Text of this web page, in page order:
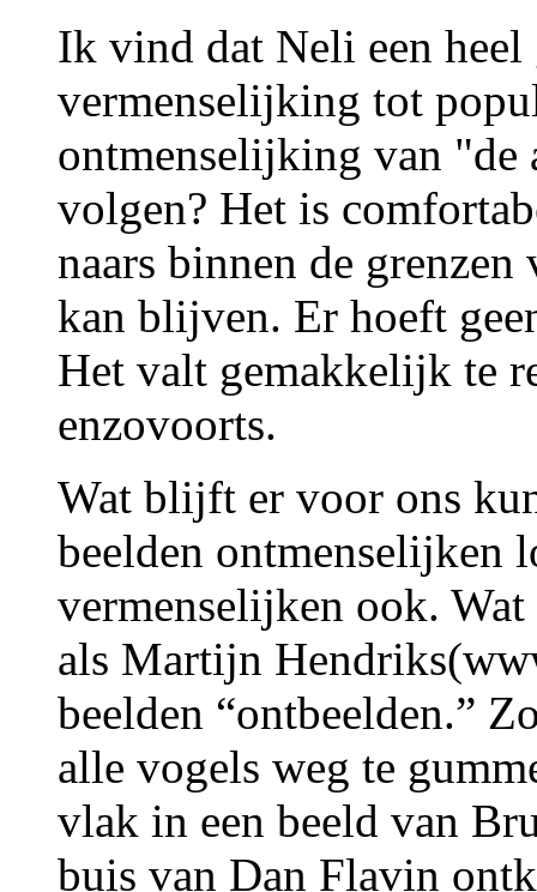
Ik vind dat Neli een
vermenselijking tot
ontmenselijking van "de
volgen? Het is
naars binnen de
kan blijven. Er hoeft
Het valt gemakkelijk te
enzovoorts.
Wat blijft er voor ons
beelden ontmenselijken
vermenselijken ook.
als Martijn
beelden “ontbeelden.”
alle vogels weg te
vlak in een beeld van
buis van Dan Flavin